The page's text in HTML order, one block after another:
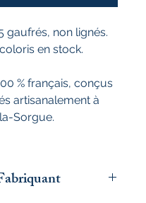
gaufrés, non lignés.
en stock.
% français, conçus
artisanalement à
Sorgue.